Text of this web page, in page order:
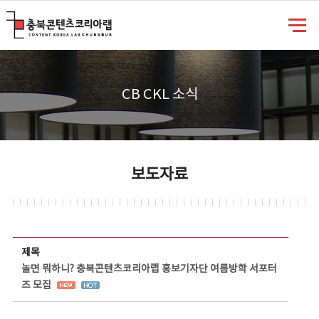
CB CKL 소식
보도자료
제목
놀면 뭐하니? 충북콘텐츠코리아랩 홍보기자단 여름방학 서포터
즈 모집